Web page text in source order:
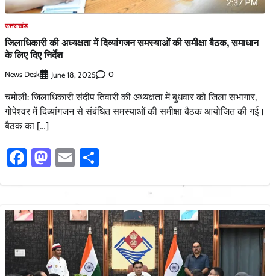
उत्तराखंड
जिलाधिकारी की अध्यक्षता में दिव्यांगजन समस्याओं की समीक्षा बैठक, समाधान
के लिए दिए निर्देश
News Desk June 18, 2025 0
चमोली: जिलाधिकारी संदीप तिवारी की अध्यक्षता में बुधवार को जिला सभागार,
गोपेश्वर में दिव्यांगजन से संबंधित समस्याओं की समीक्षा बैठक आयोजित की गई।
बैठक का […]
Facebook
Mastodon
Email